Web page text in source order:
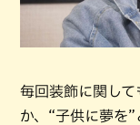
毎回装飾に関して
か、“子供に夢を